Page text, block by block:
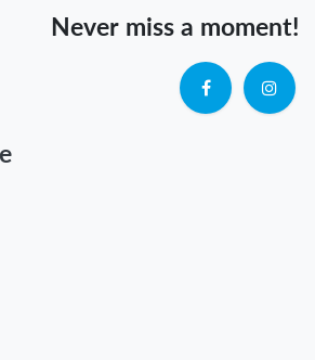
Never miss a moment!